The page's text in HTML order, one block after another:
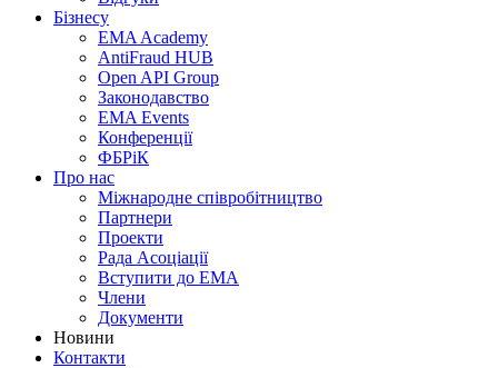
Бізнесу
EMA Academy
AntiFraud HUB
Open API Group
Законодавство
EMA Events
Конференції
ФБРіК
Про нас
Міжнародне співробітництво
Партнери
Проекти
Рада Асоціації
Вступити до ЕМА
Члени
Документи
Новини
Контакти